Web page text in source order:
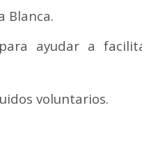
Blanca.
ayudar a
voluntarios.